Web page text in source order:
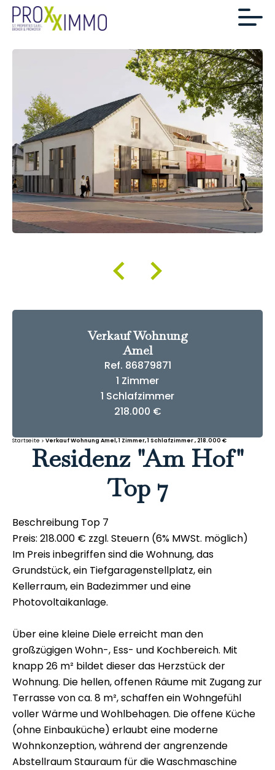
Verkauf Wohnung
Amel
Ref. 86879871
1 Zimmer
1 Schlafzimmer
218.000 €
Startseite Verkauf Wohnung Amel, 1 Zimmer, 1 Schlafzimmer , 218.000 €
Residenz "Am Hof"
Top 7
Beschreibung Top 7
Preis: 218.000 € zzgl. Steuern (6% MWSt. möglich)
Im Preis inbegriffen sind die Wohnung, das
Grundstück, ein Tiefgaragenstellplatz, ein
Kellerraum, ein Badezimmer und eine
Photovoltaikanlage.
Über eine kleine Diele erreicht man den
großzügigen Wohn-, Ess- und Kochbereich. Mit
knapp 26 m² bildet dieser das Herzstück der
Wohnung. Die hellen, offenen Räume mit Zugang zur
Terrasse von ca. 8 m², schaffen ein Wohngefühl
voller Wärme und Wohlbehagen. Die offene Küche
(ohne Einbauküche) erlaubt eine moderne
Wohnkonzeption, während der angrenzende
Abstellraum Stauraum für die Waschmaschine